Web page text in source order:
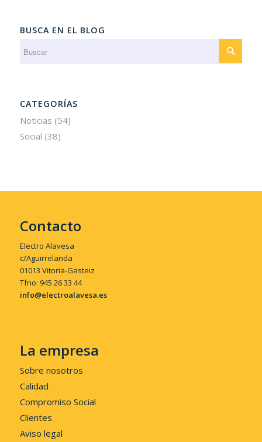
BUSCA EN EL BLOG
CATEGORÍAS
Noticias (54)
Social (38)
Contacto
Electro Alavesa
c/Aguirrelanda
01013 Vitoria-Gasteiz
Tfno: 945 26 33 44
info@electroalavesa.es
La empresa
Sobre nosotros
Calidad
Compromiso Social
Clientes
Aviso legal